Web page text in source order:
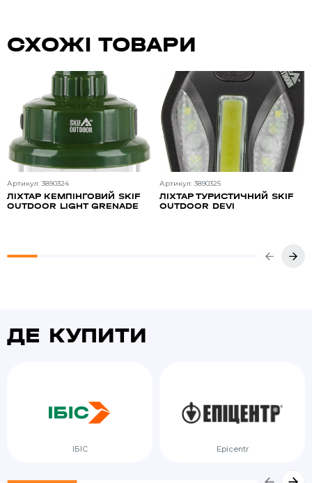
СХОЖІ ТОВАРИ
Артикул: 3890324
ЛІХТАР КЕМПІНГОВИЙ SKIF
OUTDOOR LIGHT GRENADE
Артикул: 3890325
ЛІХТАР ТУРИСТИЧНИЙ SKIF
OUTDOOR DEVI
ДЕ КУПИТИ
ІБІС Epicentr